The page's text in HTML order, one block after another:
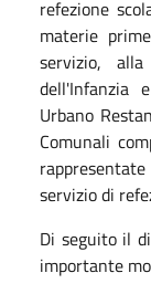
refezione
materie
servizio,
dell'Infanzia
Urbano
Comunali
servizio di
Di seguito il
importante